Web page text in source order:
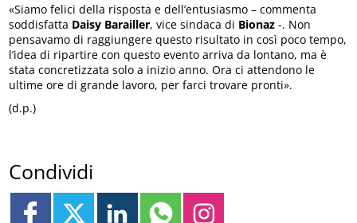
«Siamo felici della risposta e dell’entusiasmo – commenta
soddisfatta Daisy Barailler, vice sindaca di Bionaz -. Non
pensavamo di raggiungere questo risultato in così poco tempo,
l’idea di ripartire con questo evento arriva da lontano, ma è
stata concretizzata solo a inizio anno. Ora ci attendono le
ultime ore di grande lavoro, per farci trovare pronti».
(d.p.)
Condividi